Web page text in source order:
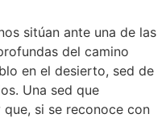
sitúan ante una de las
del camino
en el desierto, sed de
Una sed que
si se reconoce con